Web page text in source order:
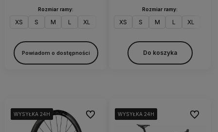
Rozmiar ramy:
XS S M L XL
Powiadom o dostępności
Rozmiar ramy:
XS S M L XL
Do koszyka
WYSYŁKA 24H
WYSYŁKA 24H
WYSYŁKA 24H
WYSYŁKA 24H
WYSYŁKA 24H
WYSYŁKA 24H Do ulubionychWYSYŁKA 24H
WYSYŁKA 24H
WYSYŁKA 24H
WYSYŁKA 24H
WYSYŁKA 24H
WYSYŁKA 24H Do